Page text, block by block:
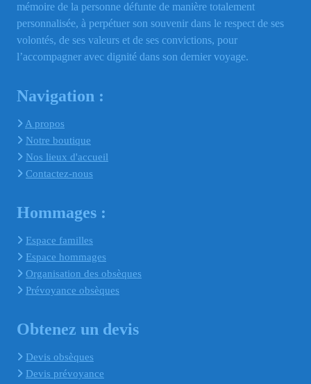
mémoire de la personne défunte de manière totalement
personnalisée, à perpétuer son souvenir dans le respect de ses
volontés, de ses valeurs et de ses convictions, pour
l’accompagner avec dignité dans son dernier voyage.
Navigation :
A propos
Notre boutique
Nos lieux d'accueil
Contactez-nous
Hommages :
Espace familles
Espace hommages
Organisation des obsèques
Prévoyance obsèques
Obtenez un devis
Devis obsèques
Devis prévoyance